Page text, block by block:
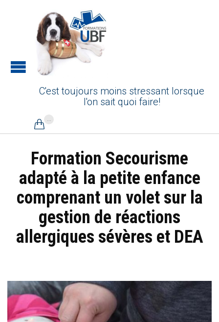
C'est toujours moins stressant lorsque
l'on sait quoi faire!

Formation Secourisme
adapté à la petite enfance
comprenant un volet sur la
gestion de réactions
allergiques sévères et DEA